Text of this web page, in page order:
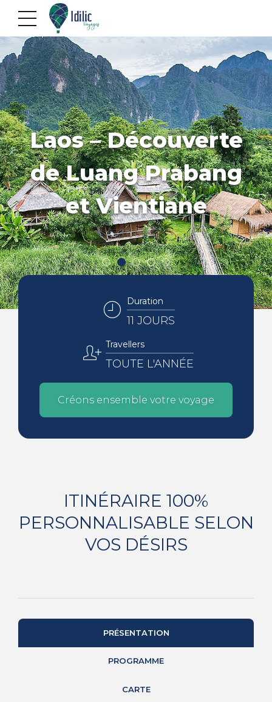
Laos – Découverte
de Luang Prabang
et Vientiane
Duration
11 JOURS
Travellers
TOUTE L'ANNÉE
Créons ensemble votre voyage
ITINÉRAIRE 100%
PERSONNALISABLE SELON
VOS DÉSIRS
PRÉSENTATION
PROGRAMME
CARTE